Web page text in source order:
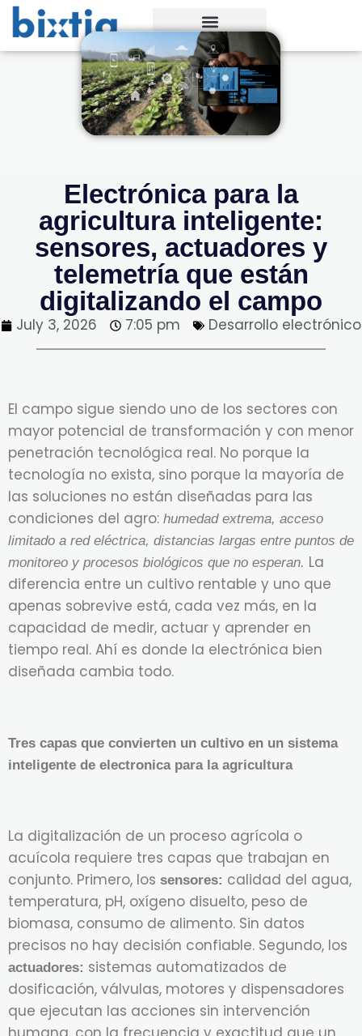
Electrónica para la
agricultura inteligente:
sensores, actuadores y
telemetría que están
digitalizando el campo
July 3, 2026 7:05 pm Desarrollo electrónico
El campo sigue siendo uno de los sectores con
mayor potencial de transformación y con menor
penetración tecnológica real. No porque la
tecnología no exista, sino porque la mayoría de
las soluciones no están diseñadas para las
condiciones del agro: humedad extrema, acceso
limitado a red eléctrica, distancias largas entre puntos de
monitoreo y procesos biológicos que no esperan. La
diferencia entre un cultivo rentable y uno que
apenas sobrevive está, cada vez más, en la
capacidad de medir, actuar y aprender en
tiempo real. Ahí es donde la electrónica bien
diseñada cambia todo.
Tres capas que convierten un cultivo en un sistema
inteligente de electronica para la agricultura
La digitalización de un proceso agrícola o
acuícola requiere tres capas que trabajan en
conjunto. Primero, los sensores: calidad del agua,
temperatura, pH, oxígeno disuelto, peso de
biomasa, consumo de alimento. Sin datos
precisos no hay decisión confiable. Segundo, los
actuadores: sistemas automatizados de
dosificación, válvulas, motores y dispensadores
que ejecutan las acciones sin intervención